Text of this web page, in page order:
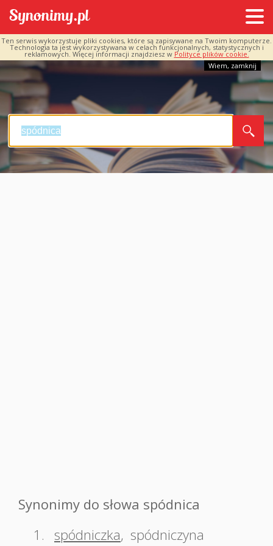
Ten serwis wykorzystuje pliki cookies, które są zapisywane na Twoim komputerze.
Technologia ta jest wykorzystywana w celach funkcjonalnych, statystycznych i
reklamowych. Więcej informacji znajdziesz w Polityce plików cookie.
Wiem, zamknij
Synonimy do słowa spódnica
1.
spódniczka, spódniczyna